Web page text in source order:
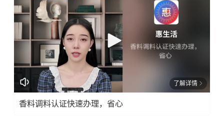
了解详情
香料调料认证快速办理，省心